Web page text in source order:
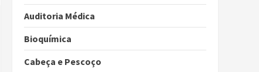
Auditoria Médica
Bioquímica
Cabeça e Pescoço